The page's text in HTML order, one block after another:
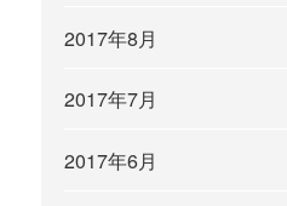
2017年8月
2017年7月
2017年6月